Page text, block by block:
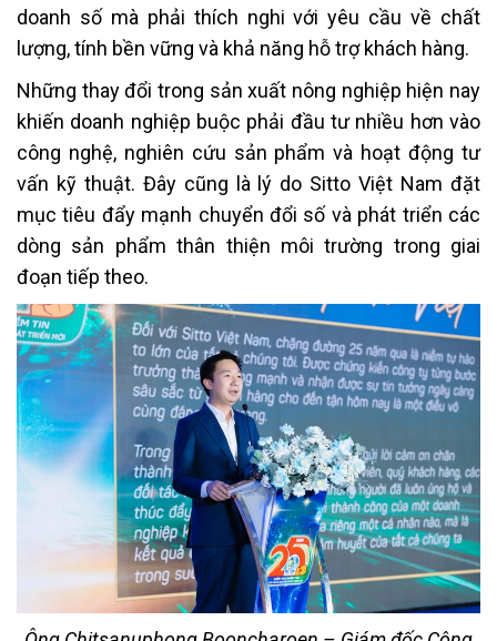
doanh số mà phải thích nghi với yêu cầu về chất
lượng, tính bền vững và khả năng hỗ trợ khách hàng.
Những thay đổi trong sản xuất nông nghiệp hiện nay
khiến doanh nghiệp buộc phải đầu tư nhiều hơn vào
công nghệ, nghiên cứu sản phẩm và hoạt động tư
vấn kỹ thuật. Đây cũng là lý do Sitto Việt Nam đặt
mục tiêu đẩy mạnh chuyển đổi số và phát triển các
dòng sản phẩm thân thiện môi trường trong giai
đoạn tiếp theo.